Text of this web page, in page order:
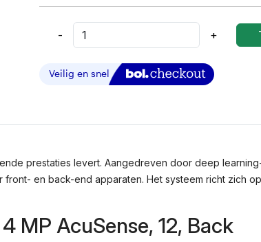
-
Hikvision
MP
Scan
2688
1520,
F1.0,
+
prestaties levert. Aangedreven door deep
en back-end apparaten. Het systeem richt zich
MP AcuSense, 12, Back